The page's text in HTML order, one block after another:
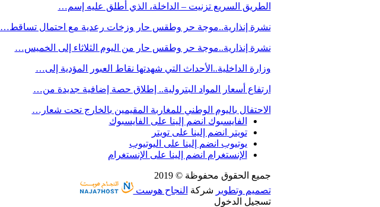
الطريق السريع تزنيت – الداخلة، الذي أطلق عليه إسم…
نشرة إنذارية..موجة حر وطقس حار وزخات رعدية مع احتمال تساقط…
نشرة إنذارية..موجة حر وطقس حار من اليوم الثلاثاء إلى الخميس…
وزارة الداخلية..الأحداث التي شهدتها نقاط العبور المؤدية إلى…
ارتفاع أسعار المواد البترولية.. إطلاق حصة إضافية جديدة من…
الاحتفال باليوم الوطني للمغاربة المقيمين بالخارج تحت شعار…
الفايسبوك انضم إلينا على الفايسبوك
تويتر
انضم إلينا على تويتر
يوتيوب انضم إلينا على اليوتيوب
الإنستغرام انضم إلينا على الإنستغرام
جميع الحقوق محفوظة © 2019
تصميم وتطوير شركة النجاح هوست
تسجيل الدخول